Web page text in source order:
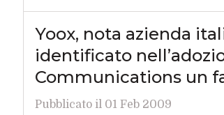
Yoox, nota azienda
identificato
Communications un
Pubblicato il 01 Feb 2009